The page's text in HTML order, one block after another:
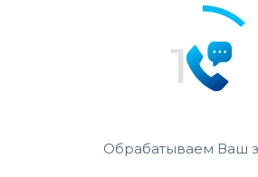
Обрабатываем Ваш